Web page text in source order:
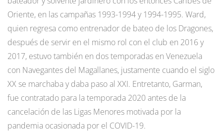
Oriente, en las campañas 1993-1994 y 1994-1995. Ward,
quien regresa como entrenador de bateo de los Dragones,
después de servir en el mismo rol con el club en 2016 y
2017, estuvo también en dos temporadas en Venezuela
con Navegantes del Magallanes, justamente cuando el siglo
XX se marchaba y daba paso al XXI. Entretanto, Garman,
fue contratado para la temporada 2020 antes de la
cancelación de las Ligas Menores motivada por la
pandemia ocasionada por el COVID-19.